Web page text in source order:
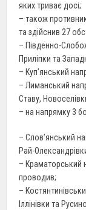
яких триває досі;
– також
та здійснив 27
– Південно-
Приліпки та
– Куп’янський
– Лиманський
Ставу,
– на напрямку 3
– Слов’янський
Рай-
– Краматорський
проводив;
–
Іллінівки та